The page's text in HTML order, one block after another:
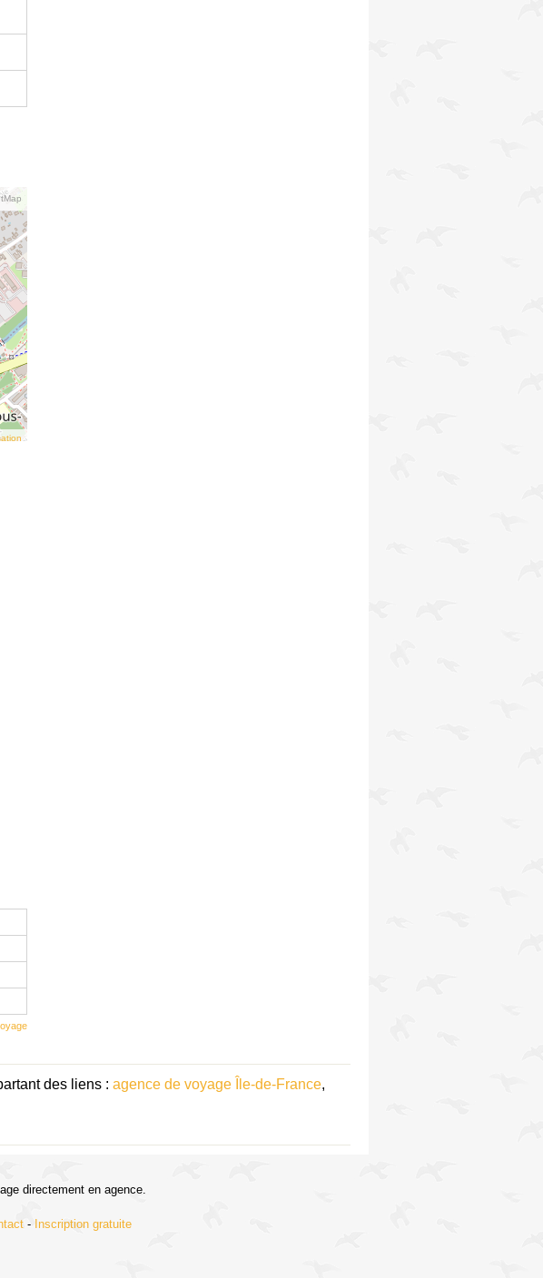
des liens : agence de voyage Île-de-France,
directement en agence.
- Inscription gratuite